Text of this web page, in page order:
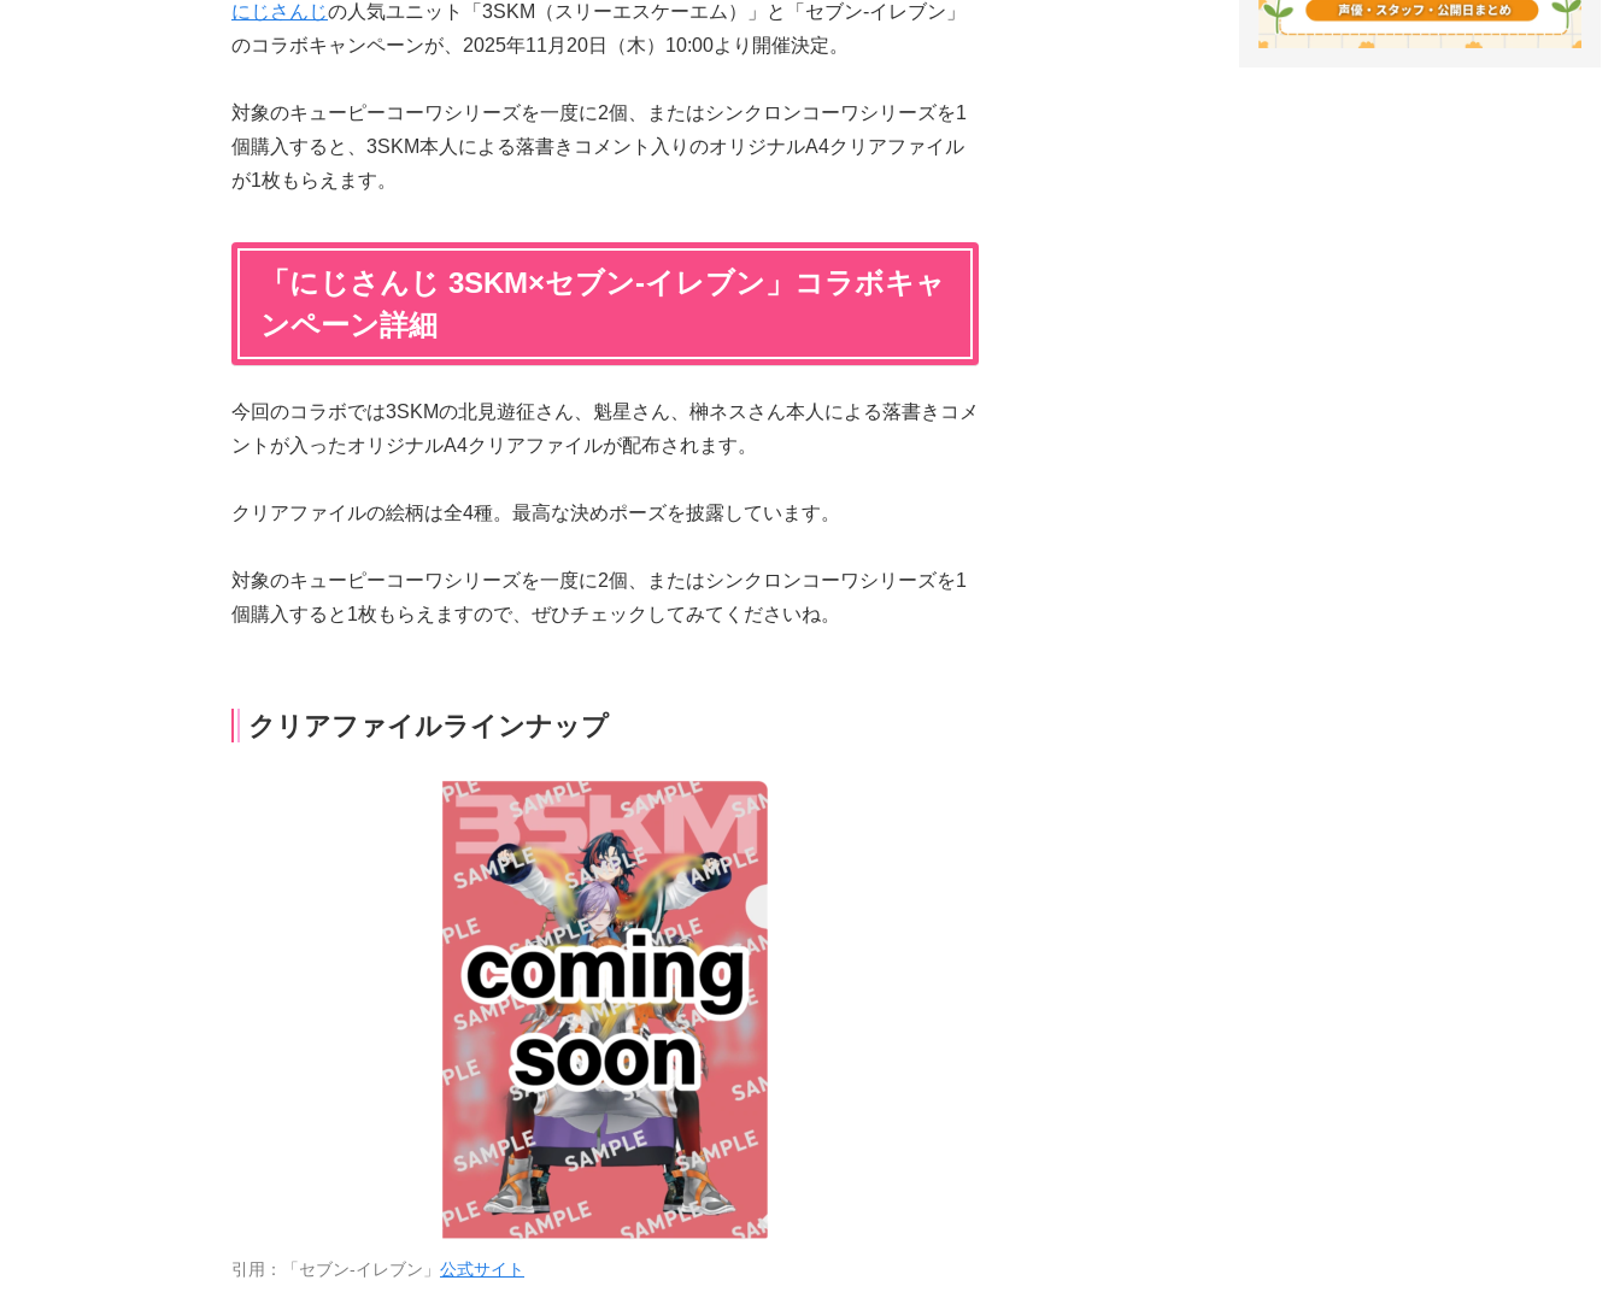
にじさんじの人気ユニット「3SKM（スリーエスケーエム）」と「セブン-イレブン」
のコラボキャンペーンが、2025年11月20日（木）10:00より開催決定。
対象のキューピーコーワシリーズを一度に2個、またはシンクロンコーワシリーズを1
個購入すると、3SKM本人による落書きコメント入りのオリジナルA4クリアファイル
が1枚もらえます。
「にじさんじ 3SKM×セブン-イレブン」コラボキャ
ンペーン詳細
今回のコラボでは3SKMの北見遊征さん、魁星さん、榊ネスさん本人による落書きコメ
ントが入ったオリジナルA4クリアファイルが配布されます。
クリアファイルの絵柄は全4種。最高な決めポーズを披露しています。
対象のキューピーコーワシリーズを一度に2個、またはシンクロンコーワシリーズを1
個購入すると1枚もらえますので、ぜひチェックしてみてくださいね。
クリアファイルラインナップ
引用：「セブン-イレブン」 公式サイト